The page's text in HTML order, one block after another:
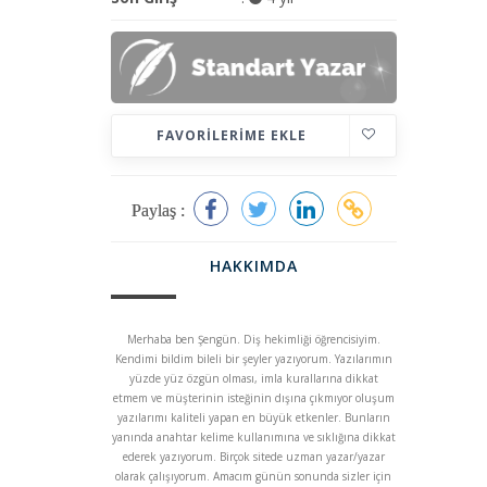
FAVORILERIME EKLE
Paylaş :
HAKKIMDA
Merhaba ben Şengün. Diş hekimliği öğrencisiyim.
Kendimi bildim bileli bir şeyler yazıyorum. Yazılarımın
yüzde yüz özgün olması, imla kurallarına dikkat
etmem ve müşterinin isteğinin dışına çıkmıyor oluşum
yazılarımı kaliteli yapan en büyük etkenler. Bunların
yanında anahtar kelime kullanımına ve sıklığına dikkat
ederek yazıyorum. Birçok sitede uzman yazar/yazar
olarak çalışıyorum. Amacım günün sonunda sizler için